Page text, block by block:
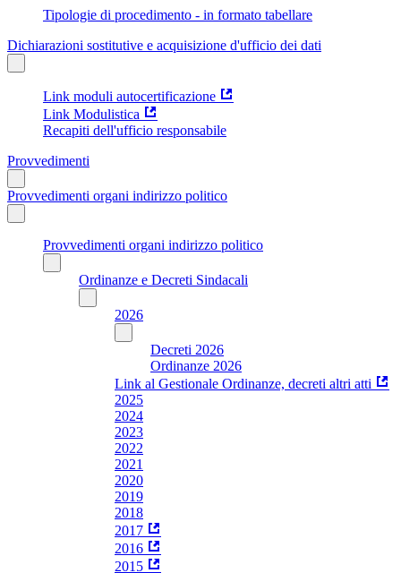
Tipologie di procedimento - in formato tabellare
Dichiarazioni sostitutive e acquisizione d'ufficio dei dati
Link moduli autocertificazione
Link Modulistica
Recapiti dell'ufficio responsabile
Provvedimenti
Provvedimenti organi indirizzo politico
Provvedimenti organi indirizzo politico
Ordinanze e Decreti Sindacali
2026
Decreti 2026
Ordinanze 2026
Link al Gestionale Ordinanze, decreti altri atti
2025
2024
2023
2022
2021
2020
2019
2018
2017
2016
2015